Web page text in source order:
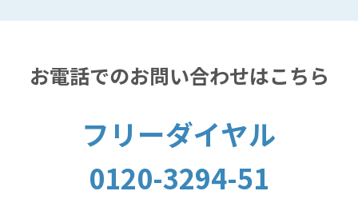
お電話でのお問い合わせはこちら
フリーダイヤル
0120-3294-51